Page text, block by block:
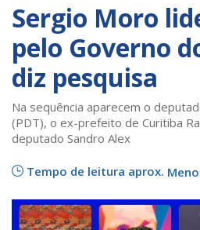
Sergio Moro
pelo Governo
diz pesquisa
Na sequência aparecem o
(PDT), o ex-prefeito de Curitiba
deputado Sandro Alex
Tempo de leitura aprox.